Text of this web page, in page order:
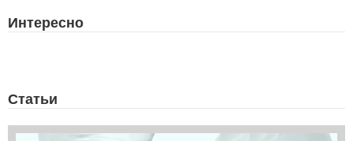
Интересно
Статьи